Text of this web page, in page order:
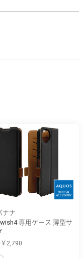
ナナ
専用ケース 薄型サ
...
2,790